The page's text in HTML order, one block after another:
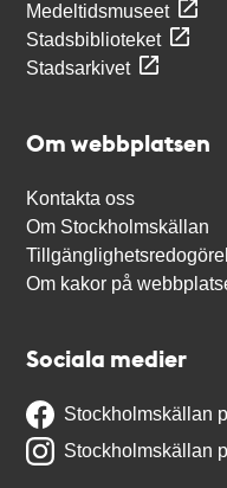
Medeltidsmuseet
Stadsbiblioteket
Stadsarkivet
Om webbplatsen
Kontakta oss
Om Stockholmskällan
Om kakor på
Sociala medier
Stockholmskällan
Stockholmskällan